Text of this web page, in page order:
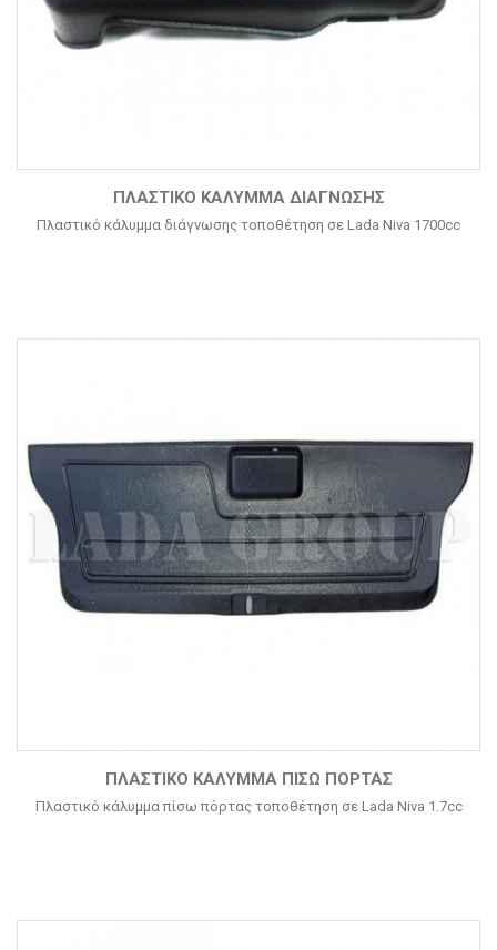
ΠΛΑΣΤΙΚΌ ΚΆΛΥΜΜΑ ΔΙΆΓΝΩΣΗΣ
Πλαστικό κάλυμμα διάγνωσης τοποθέτηση σε Lada Niva 1700cc
ΠΛΑΣΤΙΚΌ ΚΆΛΥΜΜΑ ΠΊΣΩ ΠΌΡΤΑΣ
Πλαστικό κάλυμμα πίσω πόρτας τοποθέτηση σε Lada Niva 1.7cc